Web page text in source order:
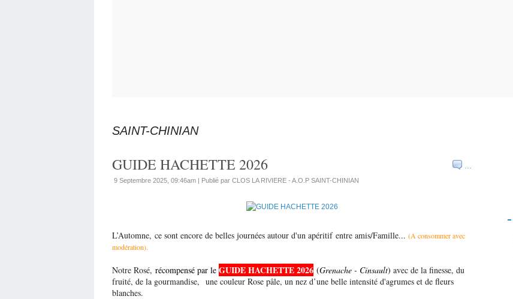
SAINT-CHINIAN
…
GUIDE HACHETTE 2026
9 Septembre 2025, 09:46am | Publié par CLOS LA RIVIERE - A.O.P SAINT-CHINIAN
L’Automne, ce sont encore de belles journées autour d'un apéritif entre amis/Famille... (A consommer avec
modération).
Notre Rosé, récompensé par le GUIDE HACHETTE 2026 (Grenache - Cinsault) avec de la finesse, du
fruité, de la gourmandise, une couleur Rose pâle, un nez d’une belle intensité d'agrumes et de fleurs
blanches.